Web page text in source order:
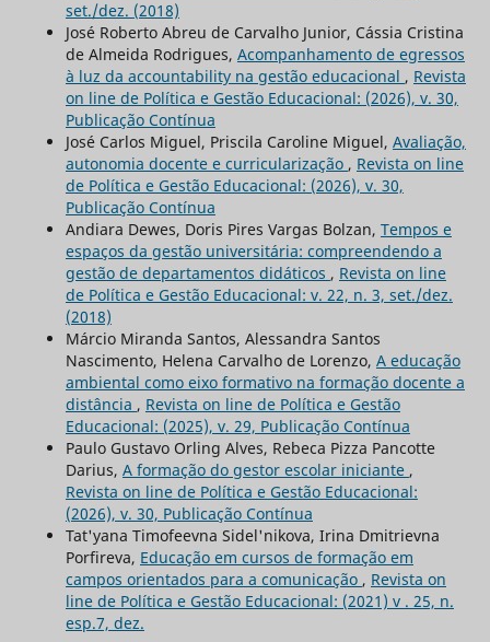
set./dez. (2018)
José Roberto Abreu de Carvalho Junior, Cássia Cristina
de Almeida Rodrigues, Acompanhamento de egressos
à luz da accountability na gestão educacional , Revista
on line de Política e Gestão Educacional: (2026), v. 30,
Publicação Contínua
José Carlos Miguel, Priscila Caroline Miguel, Avaliação,
autonomia docente e curricularização , Revista on line
de Política e Gestão Educacional: (2026), v. 30,
Publicação Contínua
Andiara Dewes, Doris Pires Vargas Bolzan, Tempos e
espaços da gestão universitária: compreendendo a
gestão de departamentos didáticos , Revista on line
de Política e Gestão Educacional: v. 22, n. 3, set./dez.
(2018)
Márcio Miranda Santos, Alessandra Santos
Nascimento, Helena Carvalho de Lorenzo, A educação
ambiental como eixo formativo na formação docente a
distância , Revista on line de Política e Gestão
Educacional: (2025), v. 29, Publicação Contínua
Paulo Gustavo Orling Alves, Rebeca Pizza Pancotte
Darius, A formação do gestor escolar iniciante ,
Revista on line de Política e Gestão Educacional:
(2026), v. 30, Publicação Contínua
Tat'yana Timofeevna Sidel'nikova, Irina Dmitrievna
Porfireva, Educação em cursos de formação em
campos orientados para a comunicação , Revista on
line de Política e Gestão Educacional: (2021) v . 25, n.
esp.7, dez.